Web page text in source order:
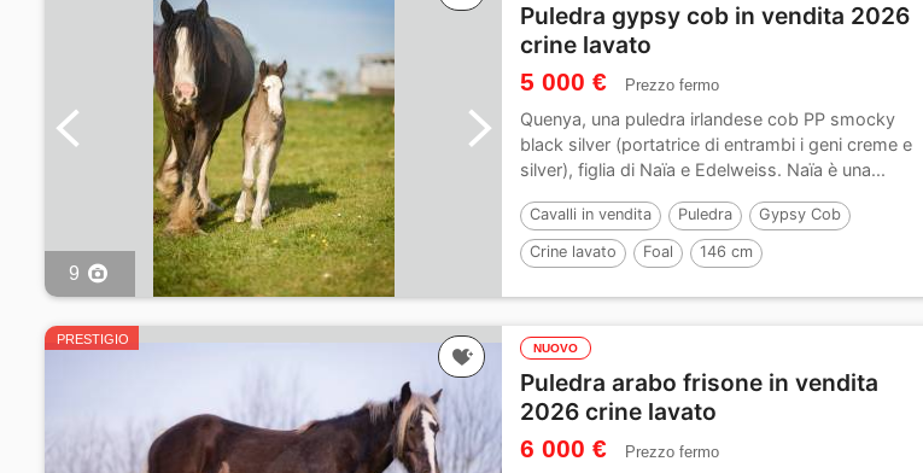
9
Puledra gypsy cob in vendita 2026
crine lavato
5 000 € Prezzo fermo
Quenya, una puledra irlandese cob PP smocky
black silver (portatrice di entrambi i geni creme e
silver), figlia di Naïa e Edelweiss. Naïa è una...
Cavalli in vendita Puledra Gypsy Cob
Crine lavato Foal 146 cm
PRESTIGIO
NUOVO
Puledra arabo frisone in vendita
2026 crine lavato
6 000 € Prezzo fermo